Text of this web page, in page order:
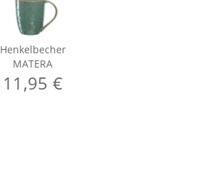
Henkelbecher
MATERA
11,95 €